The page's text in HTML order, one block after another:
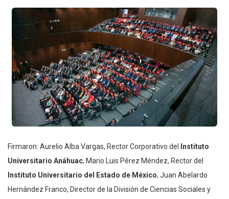
Firmaron: Aurelio Alba Vargas, Rector Corporativo del
Instituto
Universitario Anáhuac, Mario Luis Pérez Méndez, Rector del
Instituto Universitario del Estado de México, Juan Abelardo
Hernández Franco, Director de la División de Ciencias Sociales y